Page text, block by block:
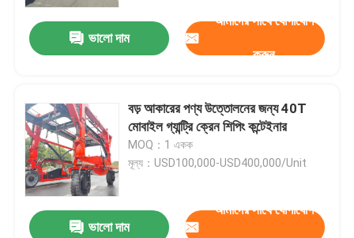
পণ্য
ভিডিও
আমাদের সম্পর্কে
ভালো দাম
আমাদের সাথে যোগাযোগ
করুন
বড় আকারের পণ্য উত্তোলনের জন্য 40T
মোবাইল গ্যান্ট্রি ক্রেন শিপিং কন্টেইনার
MOQ：1 একক
মূল্য：USD100,000-USD400,000/Unit
ভালো দাম
আমাদের সাথে যোগাযোগ